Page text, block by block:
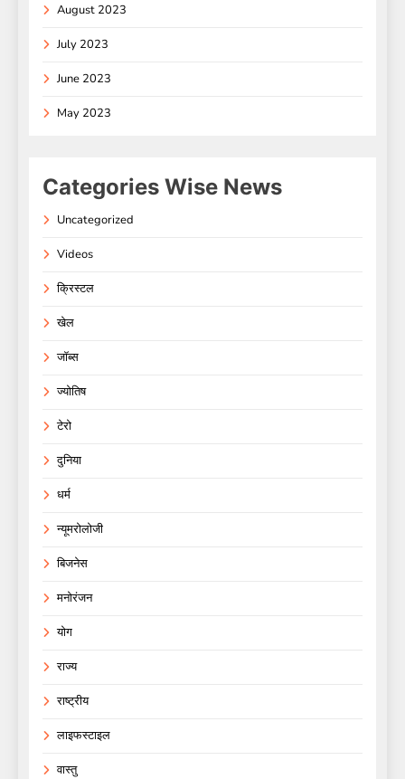
August 2023
July 2023
June 2023
May 2023
Categories Wise News
Uncategorized
Videos
क्रिस्टल
खेल
जॉब्स
ज्योतिष
टेरो
दुनिया
धर्म
न्यूमरोलोजी
बिजनेस
मनोरंजन
योग
राज्य
राष्ट्रीय
लाइफस्टाइल
वास्तु